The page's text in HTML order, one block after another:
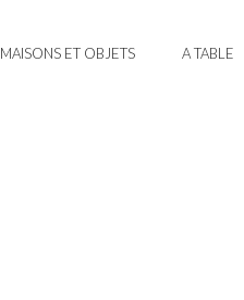
MAISONS ET OBJETS A TABLE